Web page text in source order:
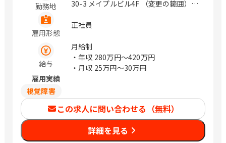
勤務地
30-3 メイプルビル4F （変更の範囲）
等）】 調布三鷹武蔵野店（東京都調布
雇用形態
正社員
給与
月給制
・年収 280万円〜420万円
・月収 25万円〜30万円
雇用実績
視覚障害
この求人に問い合わせる（無料）
詳細を見る